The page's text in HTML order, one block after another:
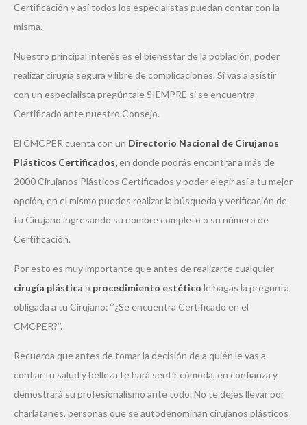
Certificación y así todos los especialistas puedan contar con la
misma.
Nuestro principal interés es el bienestar de la población, poder
realizar cirugía segura y libre de complicaciones. Si vas a asistir
con un especialista pregúntale SIEMPRE si se encuentra
Certificado ante nuestro Consejo.
El CMCPER cuenta con un Directorio Nacional de Cirujanos
Plásticos Certificados, en donde podrás encontrar a más de
2000 Cirujanos Plásticos Certificados y poder elegir así a tu mejor
opción, en el mismo puedes realizar la búsqueda y verificación de
tu Cirujano ingresando su nombre completo o su número de
Certificación.
Por esto es muy importante que antes de realizarte cualquier
cirugía plástica o procedimiento estético le hagas la pregunta
obligada a tu Cirujano: ‘’¿Se encuentra Certificado en el
CMCPER?’’.
Recuerda que antes de tomar la decisión de a quién le vas a
confiar tu salud y belleza te hará sentir cómoda, en confianza y
demostrará su profesionalismo ante todo. No te dejes llevar por
charlatanes, personas que se autodenominan cirujanos plásticos